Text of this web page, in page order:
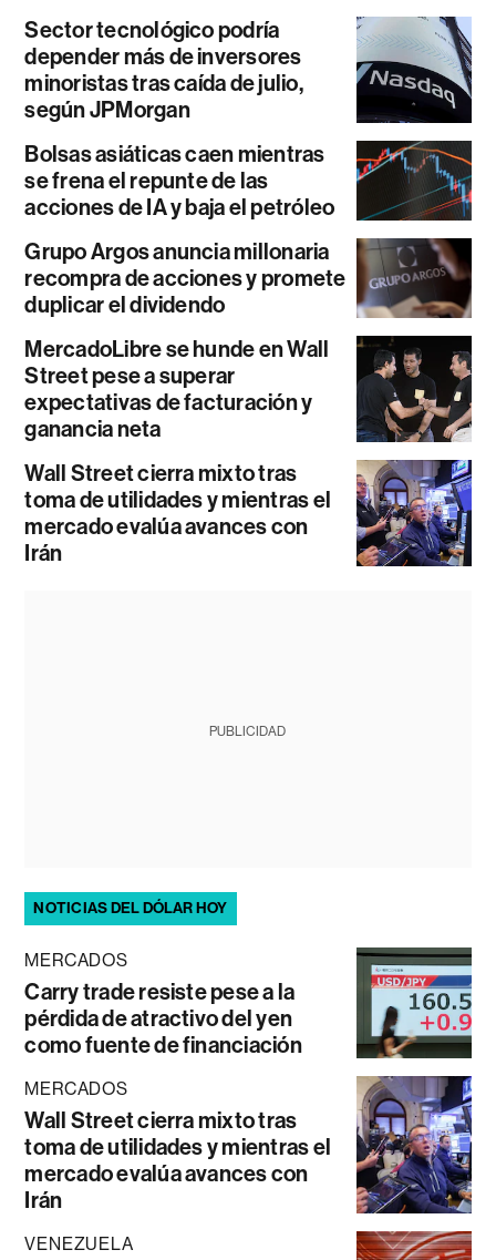
Sector tecnológico podría
depender más de inversores
minoristas tras caída de julio,
según JPMorgan
Bolsas asiáticas caen mientras
se frena el repunte de las
acciones de IA y baja el petróleo
Grupo Argos anuncia millonaria
recompra de acciones y promete
duplicar el dividendo
MercadoLibre se hunde en Wall
Street pese a superar
expectativas de facturación y
ganancia neta
Wall Street cierra mixto tras
toma de utilidades y mientras el
mercado evalúa avances con
Irán
PUBLICIDAD
NOTICIAS DEL DÓLAR HOY
MERCADOS
Carry trade resiste pese a la
pérdida de atractivo del yen
como fuente de financiación
MERCADOS
Wall Street cierra mixto tras
toma de utilidades y mientras el
mercado evalúa avances con
Irán
VENEZUELA